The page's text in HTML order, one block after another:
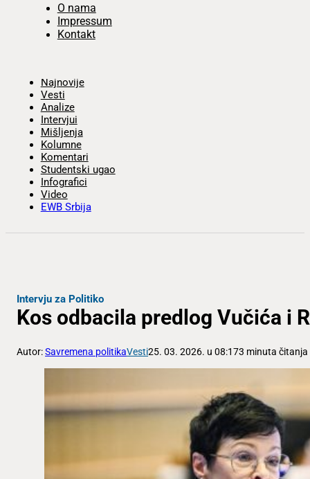
O nama
Impressum
Kontakt
Najnovije
Vesti
Analize
Intervjui
Mišljenja
Kolumne
Komentari
Studentski ugao
Infografici
Video
EWB Srbija
Intervju za Politiko
Kos odbacila predlog Vučića i
Autor:Savremena politikaVesti25. 03. 2026. u 08:173 minuta čitanja